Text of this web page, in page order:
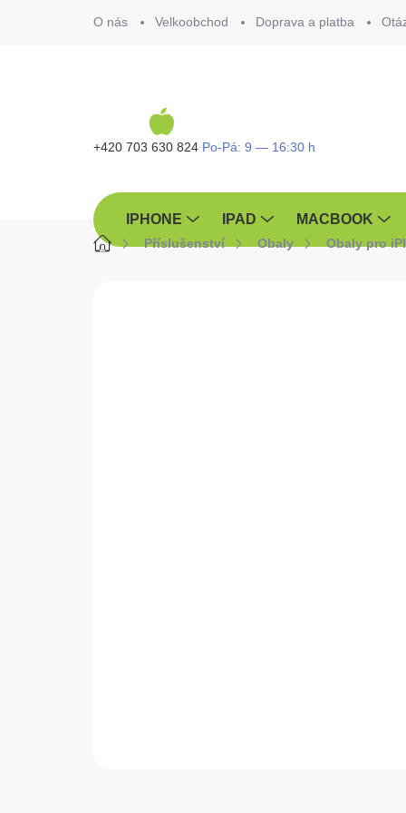
O nás Velkoobchod Doprava a platba
+420 703 630 824
IPHONE IPAD MACBOOK
DomůPříslušenství Obaly Obaly pro